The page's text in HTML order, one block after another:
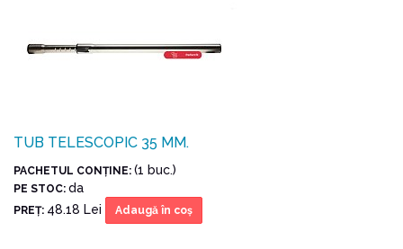
TUB TELESCOPIC 35 MM.
PACHETUL CONŢINE: (1 buc.)
PE STOC: da
PREŢ: 48.18 Lei Adaugă în coş